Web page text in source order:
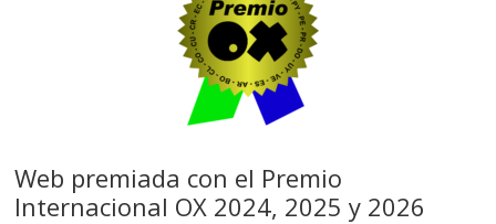
Web premiada con el Premio
Internacional OX 2024, 2025 y 2026